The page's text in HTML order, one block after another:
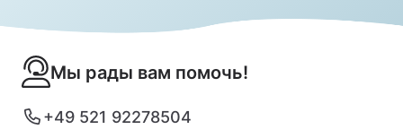
Мы рады вам помочь!
+49 521 92278504